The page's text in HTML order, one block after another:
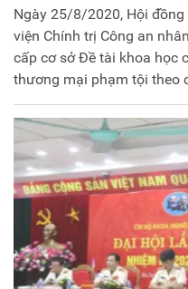
Ngày 25/8/2020, Hội đồng
viện Chính trị Công an
cấp cơ sở Đề tài khoa học
thương mại phạm tội theo
sát nhân dân”, mã số
trị Công an nhân dân chủ
Nguyễn Anh Tuấn, Phó
Chính trị Công an nhân
Trung tướng, PGS.TS Trần
Chính trị Công an nhân